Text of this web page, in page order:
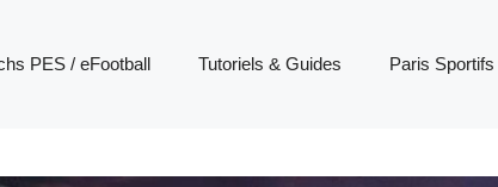
PES / eFootball Tutoriels & Guides Paris Sportifs